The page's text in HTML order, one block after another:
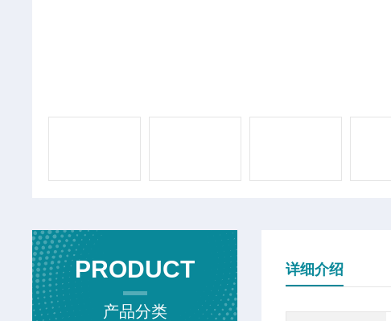
PRODUCT
产品分类
详细介绍